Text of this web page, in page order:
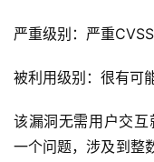
严重级别：严重
被利用级别：很有可
该漏洞无需用户交
一个问题，涉及到整